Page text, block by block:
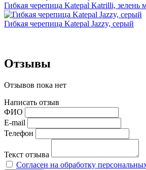
Гибкая черепица Katepal Katrilli, зелень
Гибкая черепица Katepal Jazzy, серый
Отзывы
Отзывов пока нет
Написать отзыв
ФИО
E-mail
Телефон
Текст отзыва
Согласен на обработку